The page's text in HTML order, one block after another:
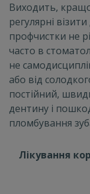
Виходить,
регулярні
профчистки не
часто в
не
або від
постійний,
дентину і
пломбування
Лікування